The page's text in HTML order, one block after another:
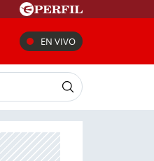
EN VIVO